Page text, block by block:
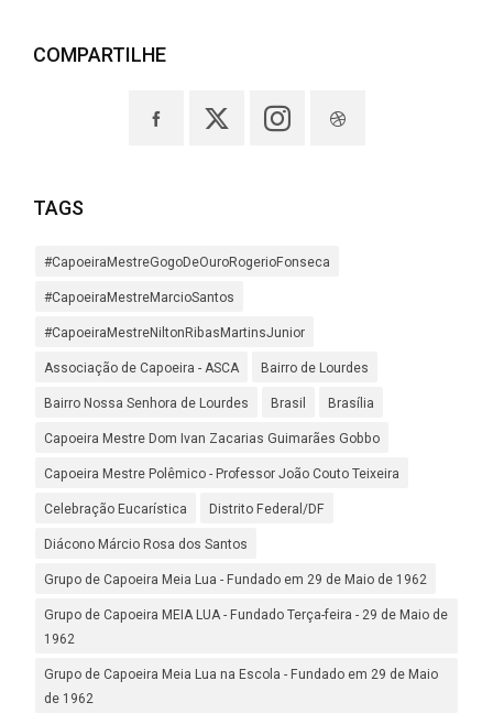
COMPARTILHE
TAGS
#CapoeiraMestreGogoDeOuroRogerioFonseca
#CapoeiraMestreMarcioSantos
#CapoeiraMestreNiltonRibasMartinsJunior
Associação de Capoeira - ASCA Bairro de Lourdes
Bairro Nossa Senhora de Lourdes Brasil Brasília
Capoeira Mestre Dom Ivan Zacarias Guimarães Gobbo
Capoeira Mestre Polêmico - Professor João Couto Teixeira
Celebração Eucarística Distrito Federal/DF
Diácono Márcio Rosa dos Santos
Grupo de Capoeira Meia Lua - Fundado em 29 de Maio de 1962
Grupo de Capoeira MEIA LUA - Fundado Terça-feira - 29 de Maio de
1962
Grupo de Capoeira Meia Lua na Escola - Fundado em 29 de Maio
de 1962